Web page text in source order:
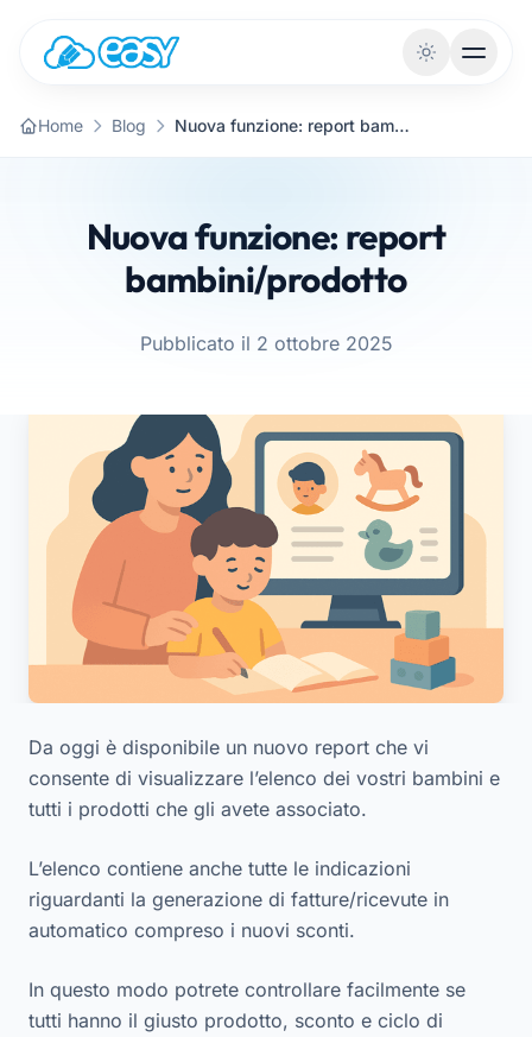
Home Blog Nuova funzione: report bambini/prodotto
Nuova funzione: report
bambini/prodotto
Pubblicato il 2 ottobre 2025
Da oggi è disponibile un nuovo report che vi
consente di visualizzare l’elenco dei vostri bambini e
tutti i prodotti che gli avete associato.
L’elenco contiene anche tutte le indicazioni
riguardanti la generazione di fatture/ricevute in
automatico compreso i nuovi sconti.
In questo modo potrete controllare facilmente se
tutti hanno il giusto prodotto, sconto e ciclo di